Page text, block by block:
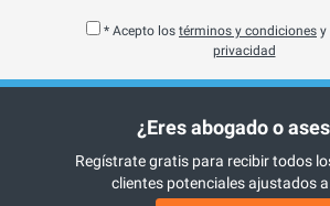
* Acepto los términos y condiciones y
privacidad
¿Eres abogado o
Regístrate gratis para recibir todos
clientes potenciales ajustados